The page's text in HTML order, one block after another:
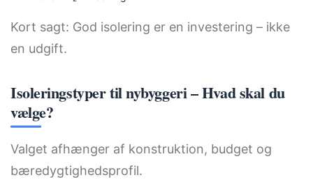
Kort sagt: God isolering er en investering – ikke
en udgift.
Isoleringstyper til nybyggeri – Hvad skal du
vælge?
Valget afhænger af konstruktion, budget og
bæredygtighedsprofil.